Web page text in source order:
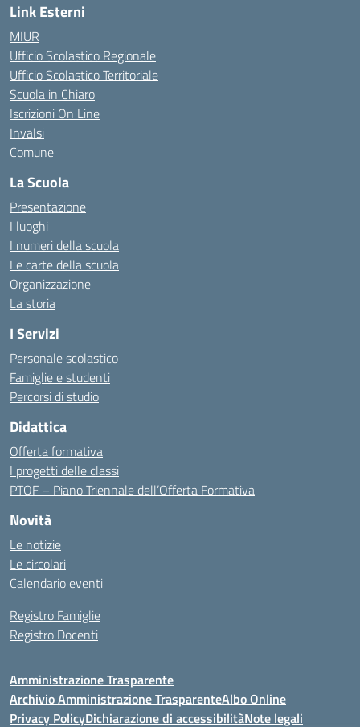
Link Esterni
MIUR
Ufficio Scolastico Regionale
Ufficio Scolastico Territoriale
Scuola in Chiaro
Iscrizioni On Line
Invalsi
Comune
La Scuola
Presentazione
I luoghi
I numeri della scuola
Le carte della scuola
Organizzazione
La storia
I Servizi
Personale scolastico
Famiglie e studenti
Percorsi di studio
Didattica
Offerta formativa
I progetti delle classi
PTOF – Piano Triennale dell’Offerta Formativa
Novità
Le notizie
Le circolari
Calendario eventi
Registro Famiglie
Registro Docenti
Amministrazione Trasparente
Archivio Amministrazione TrasparenteAlbo Online
Privacy PolicyDichiarazione di accessibilitàNote legali